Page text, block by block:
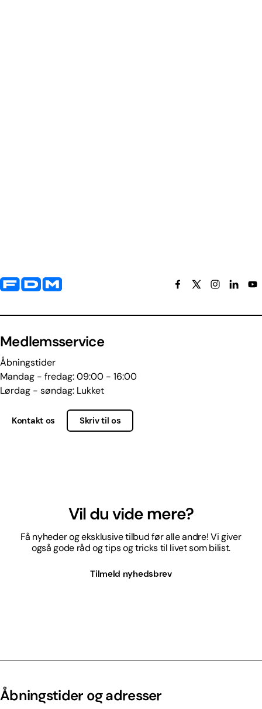
Yderligere information og kontaktoplysninger
Medlemsservice
Åbningstider
Mandag - fredag: 09:00 - 16:00
Lørdag - søndag: Lukket
Kontakt os Skriv til os
Vil du vide mere?
Få nyheder og eksklusive tilbud før alle andre! Vi giver
også gode råd og tips og tricks til livet som bilist.
Tilmeld nyhedsbrev
Åbningstider og adresser